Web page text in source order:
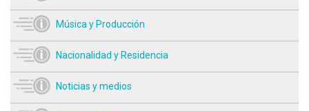
Música y Producción
Nacionalidad y Residencia
Noticias y medios